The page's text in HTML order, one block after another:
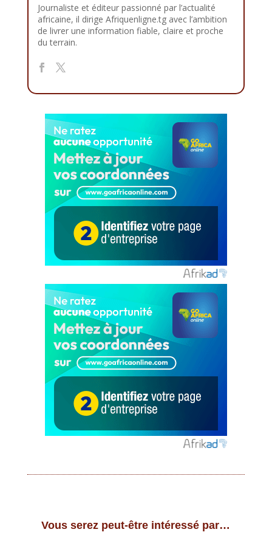
Journaliste et éditeur passionné par l’actualité
africaine, il dirige Afriquenligne.tg avec l’ambition
de livrer une information fiable, claire et proche
du terrain.
Vous serez peut-être intéressé par…